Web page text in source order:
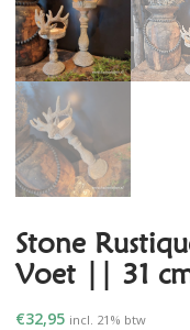
Stone
Voet || 31
€32,95 incl. 21% btw